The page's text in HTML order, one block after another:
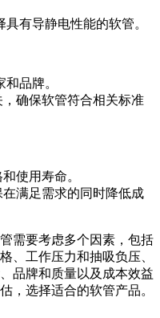
有导静电性能的软管。
品牌。
确保软管符合相关标准
使用寿命。
满足需求的同时降低成
需要考虑多个因素，包括
、工作压力和抽吸负压、
品牌和质量以及成本效益
，选择适合的软管产品。